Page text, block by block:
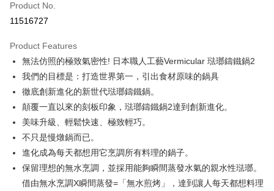
Hua Nan Commercial Bank
The Shanghai Commercial &
Cathay United Bank
Bank
Taiwan Business Bank
Taichung Commercial Bank
HSBC Bank (Taiwan) Limited
Hwatai Bank
Yuanta Commercial Bank
Bank SinoPac
E.SUN Commercial Bank
Taishin International Bank
Taiwan Rakuten Card, Inc.
The Shanghai Commercial &
Cathay United Bank
Mega International Commercial
Bank
Taiwan Business Bank
Taichung Commercial Bank
HSBC Bank (Taiwan) Limited
Hwatai Bank
Union Bank of Taiwan
E.SUN Commercial Bank
Taishin International Bank
CTBC Bank
Taiwan Rakuten Card, Inc.
即享券
LINE Pay
Apple Pay
JKOPAY
Google Pay
ATM Transfer
Shipping Method
宅配
Product No.
11516727
Product Features
無法仿照的極致氣密性! 日本職人工藝Vermicular 琺瑯鑄鐵鍋2
我們的目標是：打造世界第一，引出食材原味的鍋具
徹底創新進化的新世代琺瑯鑄鐵鍋。
顛覆一直以來的刻板印象，琺瑯鑄鐵鍋2達到創新進化。
美味升級、輕鬆快速、極致輕巧。
不只是慢燉鍋而已。
進化成為每天都想用它烹調所有料理的鍋子。
保留理想的無水烹調，並採用能夠瞬間蒸發水氣的親水性琺瑯。
借由無水烹調X瞬間蒸發=「無水煎烤」，達到讓人每天都想料理